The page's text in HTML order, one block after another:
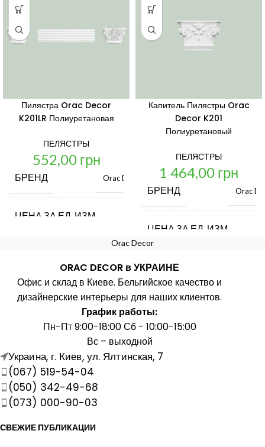
Пилястра Orac Decor
K201LR Полиуретановая
ПЕЛЯСТРЫ
552,00 грн
БРЕНД Orac Decor
ЦЕНА ЗА ЕД. ИЗМ.
ДЛИНА, ММ 228
ШИРИНА, ММ 228
ВЫСОТА, ММ
МАТЕРИАЛ
Капитель Пилястры Orac
Decor K201
Полиуретановый
ПЕЛЯСТРЫ
1 464,00 грн
БРЕНД Orac
ЦЕНА ЗА ЕД. ИЗМ.
СТРАНА
ШИРИНА, ММ
Orac Decor
ORAC DECOR в УКРАИНЕ
Офис и склад в Киеве. Бельгийское качество и
дизайнерские интерьеры для наших клиентов.
График работы:
Пн-Пт 9:00-18:00 Сб - 10:00-15:00
Вс – выходной
Украина, г. Киев, ул. Ялтинская, 7
(067) 519-54-04
(050) 342-49-68
(073) 000-90-03
СВЕЖИЕ ПУБЛИКАЦИИ